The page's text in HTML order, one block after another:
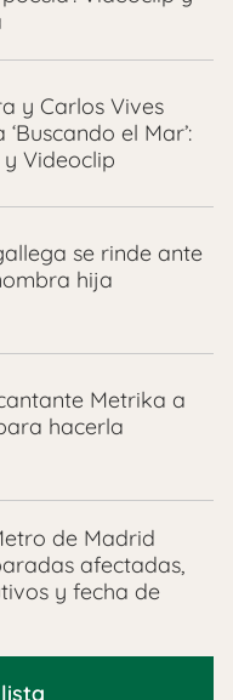
y Carlos Vives
el Mar’:
Videoclip
se rinde ante
hija
Metrika a
hacerla
de Madrid
afectadas,
y fecha de